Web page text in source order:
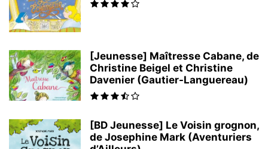
[Jeunesse] Maîtresse Cabane, de
Christine Beigel et Christine
Davenier (Gautier-Languereau)
[BD Jeunesse] Le Voisin grognon,
de Josephine Mark (Aventuriers